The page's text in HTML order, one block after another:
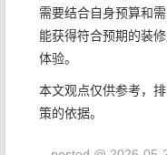
需要结合自身预算和
能获得符合预期的装
体验。
本文观点仅供参考，
策的依据。